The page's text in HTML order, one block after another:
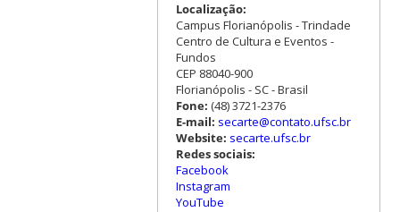
Localização:
Campus Florianópolis - Trindade
Centro de Cultura e Eventos -
Fundos
CEP 88040-900
Florianópolis - SC - Brasil
Fone: (48) 3721-2376
E-mail: secarte@contato.ufsc.br
Website: secarte.ufsc.br
Redes sociais:
Facebook
Instagram
YouTube